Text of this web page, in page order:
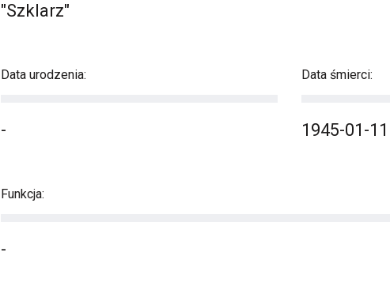
"Szklarz"
Data urodzenia:
-
Data śmierci:
1945-01-11
Funkcja:
-